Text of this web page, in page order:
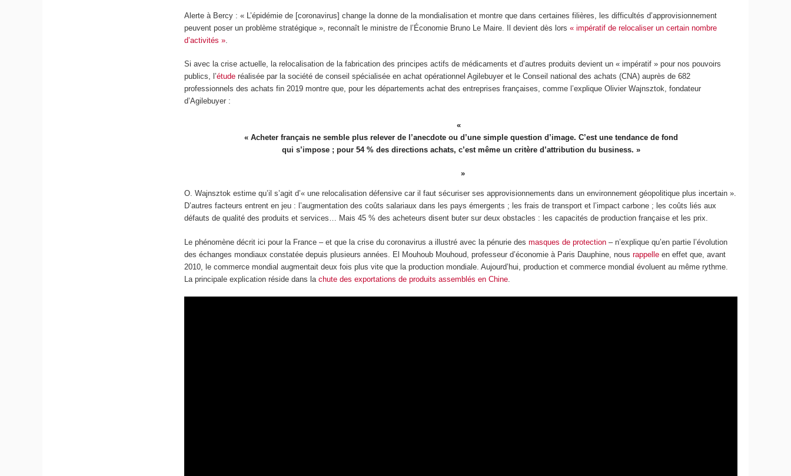
Alerte à Bercy : « L’épidémie de [coronavirus] change la donne de la mondialisation et montre que dans certaines filières, les difficultés d’approvisionnement
peuvent poser un problème stratégique », reconnaît le ministre de l’Économie Bruno Le Maire. Il devient dès lors« impératif de relocaliser un certain nombre
d’activités »
Si avec la crise actuelle, la relocalisation de la fabrication des principes actifs de médicaments et d’autres produits devient un « impératif » pour nos pouvoirs
publics, l’étude réalisée par la société de conseil spécialisée en achat opérationnel Agilebuyer et le Conseil national des achats (CNA) auprès de 682
professionnels des achats fin 2019 montre que, pour les départements achat des entreprises françaises, comme l’explique Olivier Wajnsztok, fondateur
d’Agilebuyer :
« Acheter français ne semble plus relever de l’anecdote ou d’une simple question d’image. C’est une tendance de fond
qui s’impose ; pour 54 % des directions achats, c’est même un critère d’attribution du business. »
O. Wajnsztok estime qu’il s’agit d’« une relocalisation défensive car il faut sécuriser ses approvisionnements dans un environnement géopolitique plus incertain ».
D’autres facteurs entrent en jeu : l’augmentation des coûts salariaux dans les pays émergents ; les frais de transport et l’impact carbone ; les coûts liés aux
défauts de qualité des produits et services… Mais 45 % des acheteurs disent buter sur deux obstacles : les capacités de production française et les prix.
Le phénomène décrit ici pour la France – et que la crise du coronavirus a illustré avec la pénurie desmasques de protection – n’explique qu’en partie l’évolution
des échanges mondiaux constatée depuis plusieurs années. El Mouhoub Mouhoud, professeur d’économie à Paris Dauphine, nousrappelle en effet que, avant
2010, le commerce mondial augmentait deux fois plus vite que la production mondiale. Aujourd’hui, production et commerce mondial évoluent au même rythme.
La principale explication réside dans lachute des exportations de produits assemblés en Chine